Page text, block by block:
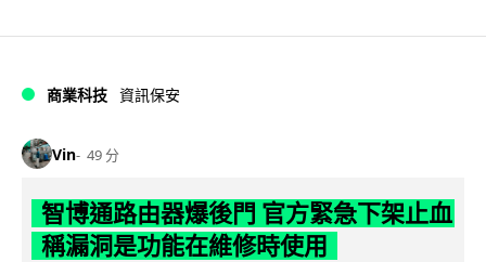
商業科技 資訊保安
Vin 49 分
智博通路由器爆後門 官方緊急下架止血
稱漏洞是功能在維修時使用